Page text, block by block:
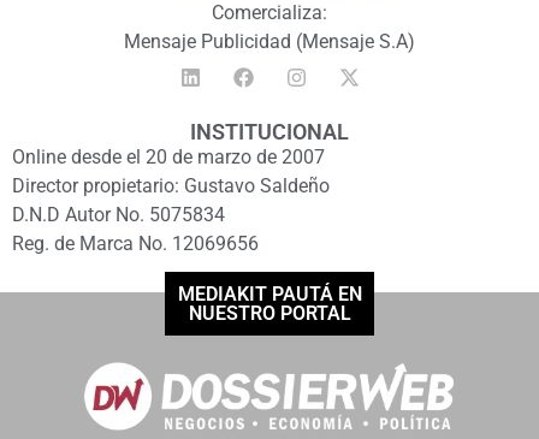
Comercializa:
Mensaje Publicidad (Mensaje S.A)
INSTITUCIONAL
Online desde el 20 de marzo de 2007
Director propietario: Gustavo Saldeño
D.N.D Autor No. 5075834
Reg. de Marca No. 12069656
MEDIAKIT PAUTÁ EN
NUESTRO PORTAL